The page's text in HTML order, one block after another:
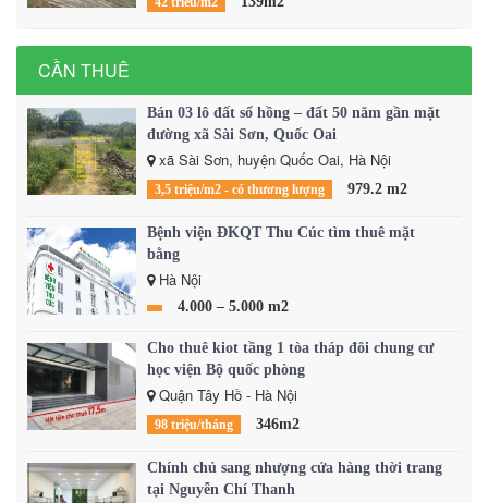
CẦN THUÊ
Bán 03 lô đất sổ hồng – đất 50 năm gần mặt
đường xã Sài Sơn, Quốc Oai
xã Sài Sơn, huyện Quốc Oai, Hà Nội
3,5 triệu/m2 - có thương lượng 979.2 m2
Bệnh viện ĐKQT Thu Cúc tìm thuê mặt
bằng
Hà Nội
4.000 – 5.000 m2
Cho thuê kiot tầng 1 tòa tháp đôi chung cư
học viện Bộ quốc phòng
Quận Tây Hồ - Hà Nội
98 triệu/tháng 346m2
Chính chủ sang nhượng cửa hàng thời trang
tại Nguyễn Chí Thanh